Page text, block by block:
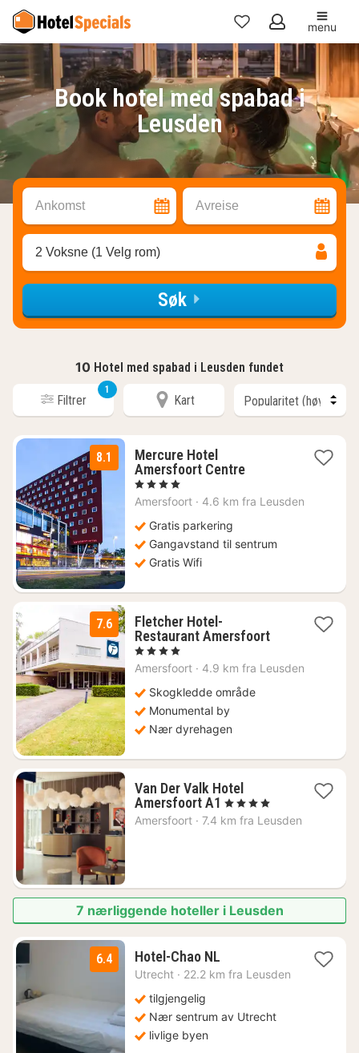
Mine
favoritter
menu
Book hotel med spabad i
Leusden
Ankomst Avreise
2 Voksne (1 Velg rom)
Søk
10 Hotel med spabad i Leusden fundet
Filtrer
1
Kart
8.1
Mercure Hotel
Amersfoort Centre1
fra
, 4 Stjerner
Amersfoort · 4.6 km fra Leusden
Gratis parkering
Gangavstand til sentrum
Gratis Wifi
7.6
Fletcher Hotel-
Restaurant Amersfoort1
fra
, 4 Stjerner
Amersfoort · 4.9 km fra Leusden
Skogkledde område
Monumental by
Nær dyrehagen
Van Der Valk Hotel
Amersfoort A1 1
natt
, 4 Stjerner
Amersfoort · 7.4 km fra Leusden
7 nærliggende hoteller i Leusden
6.4 Hotel-Chao NL
natt
kr.
Utrecht · 22.2 km fra Leusden
tilgjengelig
Nær sentrum av Utrecht
livlige byen